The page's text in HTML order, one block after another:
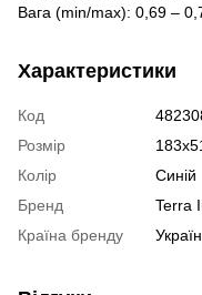
Вага (min/max): 0,69 –
Характеристики
Код
Розмір
Колір
Синій
Бренд
Terra
Країна бренду